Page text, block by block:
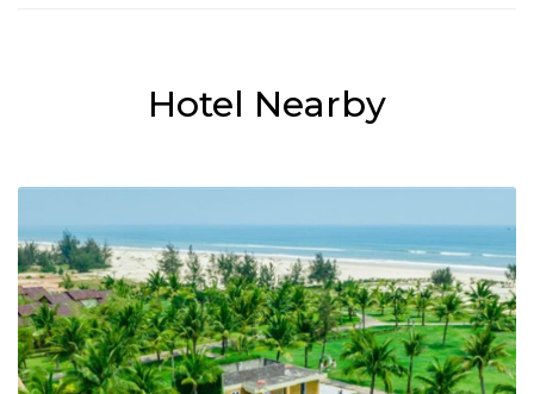
Hotel Nearby